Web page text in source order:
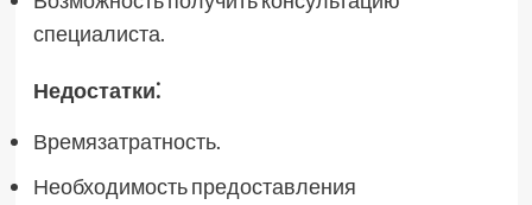
специалиста.
Недостатки⁚
Времязатратность.
Необходимость предоставления